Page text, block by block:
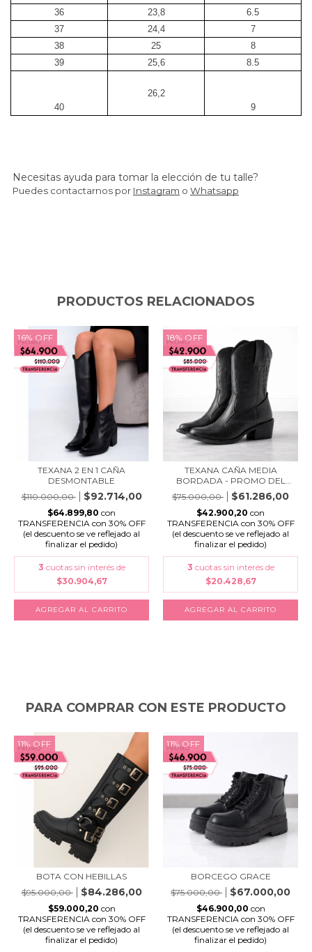
36
23,8
6.5
37
24,4
7
38
25
8
39
25,6 8.5
40
26,2
9
Necesitas ayuda para tomar la elección de tu talle?
Puedes contactarnos por Instagram o Whatsapp
PRODUCTOS RELACIONADOS
16% OFF
TEXANA 2 EN 1 CAÑA
DESMONTABLE
$110.000,00
$92.714,00
$64.899,80 con
TRANSFERENCIA con 30% OFF
(el descuento se ve reflejado al
finalizar el pedido)
3 cuotas sin interés de
$30.904,67
AGREGAR AL CARRITO
18% OFF
TEXANA CAÑA MEDIA
BORDADA - PROMO DEL
ME...
$75.000,00 $61.286,00
$42.900,20 con
TRANSFERENCIA con 30% OFF
(el descuento se ve reflejado al
finalizar el pedido)
3 cuotas sin interés de
$20.428,67
AGREGAR AL CARRITO
PARA COMPRAR CON ESTE PRODUCTO
11% OFF
BOTA CON HEBILLAS
$95.000,00
$84.286,00
$59.000,20 con
TRANSFERENCIA con 30% OFF
(el descuento se ve reflejado al
finalizar el pedido)
11% OFF
BORCEGO GRACE
$75.000,00
$67.000,00
$46.900,00 con
TRANSFERENCIA con 30% OFF
(el descuento se ve reflejado al
finalizar el pedido)